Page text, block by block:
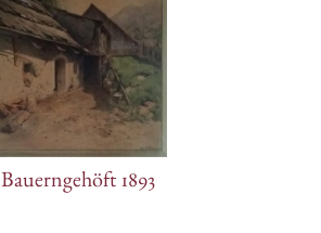
Bauerngehöft 1893